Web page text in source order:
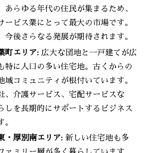
あらゆる年代の住民が集まるため、
ービス業にとって最大の市場です。
今後さらなる発展が期待されます。
町エリア: 広大な団地と一戸建てが広
特に人口の多い住宅地。古くからの
域コミュニティが根付いています。
、介護サービス、宅配サービスな
しを長期的にサポートするビジネス
。
・厚別南エリア: 新しい住宅地も多